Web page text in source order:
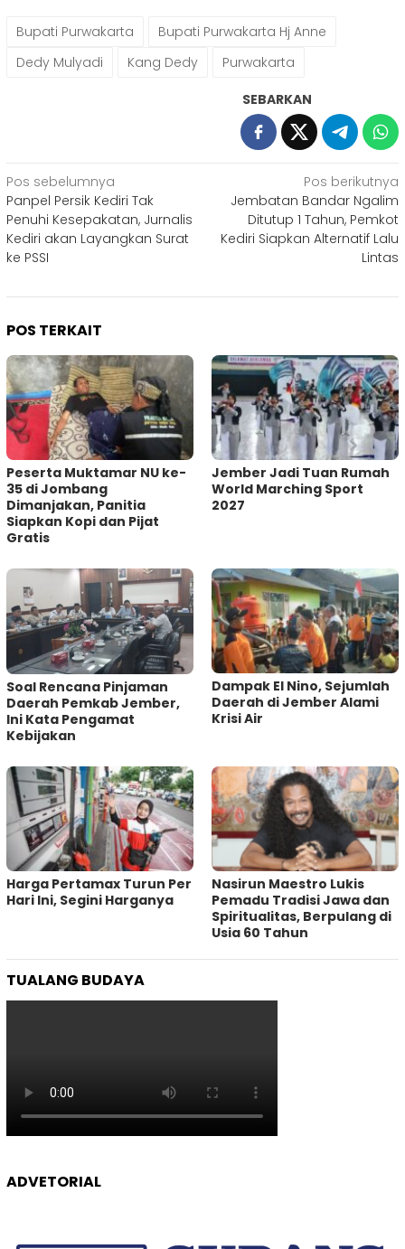
Bupati Purwakarta
Bupati Purwakarta Hj Anne
Dedy Mulyadi
Kang Dedy Purwakarta
SEBARKAN
Navigasi
pos
Pos sebelumnya
Panpel Persik Kediri Tak
Penuhi Kesepakatan, Jurnalis
Kediri akan Layangkan Surat
ke PSSI
Pos berikutnya
Jembatan Bandar Ngalim
Ditutup 1 Tahun, Pemkot
Kediri Siapkan Alternatif Lalu
Lintas
POS TERKAIT
Peserta Muktamar NU ke-
35 di Jombang
Dimanjakan, Panitia
Siapkan Kopi dan Pijat
Gratis
Jember Jadi Tuan Rumah
World Marching Sport
2027
‎Soal Rencana Pinjaman
Daerah Pemkab Jember,
Ini Kata Pengamat
Kebijakan ‎
Dampak El Nino, Sejumlah
Daerah di Jember Alami
Krisi Air
Harga Pertamax Turun Per
Hari Ini, Segini Harganya
‎Nasirun Maestro Lukis
Pemadu Tradisi Jawa dan
Spiritualitas, Berpulang di
Usia 60 Tahun
TUALANG BUDAYA
ADVETORIAL